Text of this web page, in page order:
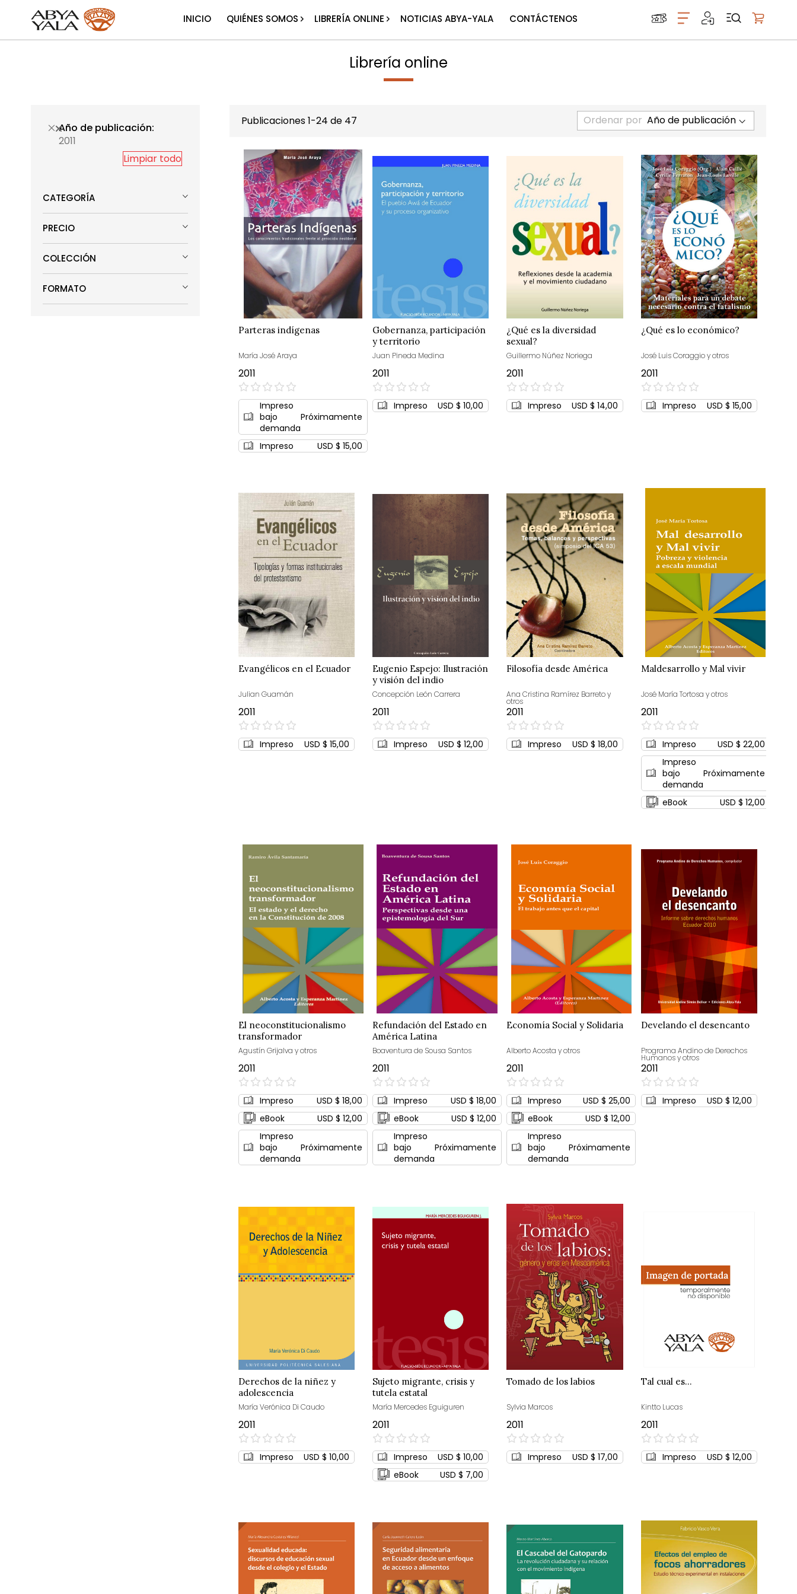
INICIO QUIÉNES SOMOS LIBRERÍA ONLINE NOTICIAS ABYA-YALA CONTÁCTENOS
Librería online
Publicaciones1-24 de 47 Ordenar por
Parteras indígenas
María José Araya
2011
0%
Impreso
bajo
demanda
Próximamente
Impreso USD $ 15,00
Gobernanza, participación
y territorio
Juan Pineda Medina
2011
0%
Impreso USD $ 10,00
¿Qué es la diversidad
sexual?
Guillermo Núñez Noriega
2011
0%
Impreso USD $ 14,00
¿Qué es lo económico?
José Luis Coraggio y otros
2011
0%
Impreso USD $ 15,00
Evangélicos en el Ecuador
Julian Guamán
2011
0%
Impreso USD $ 15,00
Eugenio Espejo: Ilustración
y visión del indio
Concepción León Carrera
2011
0%
Impreso USD $ 12,00
Filosofía desde América
Ana Cristina Ramírez Barreto y
otros
2011
0%
Impreso USD $ 18,00
Maldesarrollo y Mal vivir
José María Tortosa y otros
2011
0%
Impreso
USD $ 22,00
Impreso
bajo
demanda
Próximamente
eBook USD $ 12,00
El neoconstitucionalismo
transformador
Agustín Grijalva y otros
2011
0%
Impreso
USD $ 18,00
eBook
USD $ 12,00
Impreso
bajo
demanda
Próximamente
Refundación del Estado en
América Latina
Boaventura de Sousa Santos
2011
0%
Impreso
USD $ 18,00
eBook
USD $ 12,00
Impreso
bajo
demanda
Próximamente
Economía Social y Solidaria
Alberto Acosta y otros
2011
0%
Impreso
USD $ 25,00
eBook
USD $ 12,00
Impreso
bajo
demanda
Próximamente
Develando el desencanto
Programa Andino de Derechos
Humanos y otros
2011
0%
Impreso USD $ 12,00
Derechos de la niñez y
adolescencia
María Verónica Di Caudo
2011
0%
Impreso USD $ 10,00
Sujeto migrante, crisis y
tutela estatal
María Mercedes Eguiguren
2011
0%
Impreso
USD $ 10,00
eBook
USD $ 7,00
Tomado de los labios
Sylvia Marcos
2011
0%
Impreso USD $ 17,00
Tal cual es…
Kintto Lucas
2011
0%
Impreso USD $ 12,00
Año de publicación
2011
Limpiar todo
CATEGORÍA
PRECIO
COLECCIÓN
FORMATO